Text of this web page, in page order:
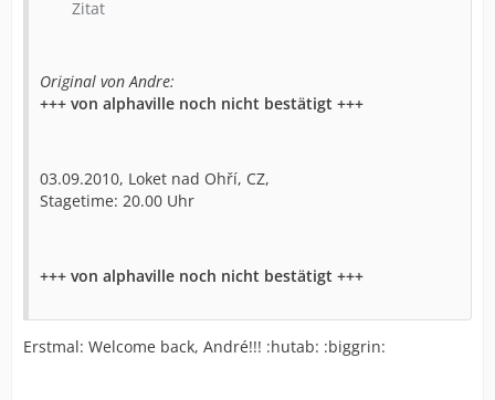
Zitat
Original von Andre:
+++ von alphaville noch nicht bestätigt +++
03.09.2010, Loket nad Ohří, CZ,
Stagetime: 20.00 Uhr
+++ von alphaville noch nicht bestätigt +++
Erstmal: Welcome back, André!!! :hutab: :biggrin: